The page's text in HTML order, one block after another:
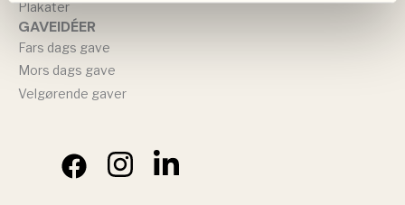
Plakater
GAVEIDÉER
Fars dags gave
Mors dags gave
Velgørende gaver